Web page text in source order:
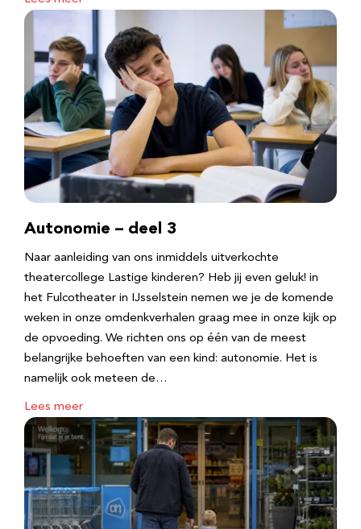
Autonomie – deel 3
Naar aanleiding van ons inmiddels uitverkochte
theatercollege Lastige kinderen? Heb jij even geluk! in
het Fulcotheater in IJsselstein nemen we je de komende
weken in onze omdenkverhalen graag mee in onze kijk op
de opvoeding. We richten ons op één van de meest
belangrijke behoeften van een kind: autonomie. Het is
namelijk ook meteen de…
Lees meer